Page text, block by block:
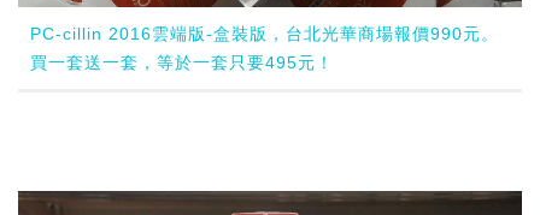
PC-cillin 2016雲端版-盒裝版，台北光華商場報價990元。
買一套送一套，等於一套只要495元！